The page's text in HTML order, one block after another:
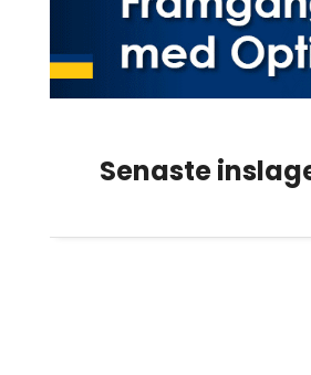
Senaste